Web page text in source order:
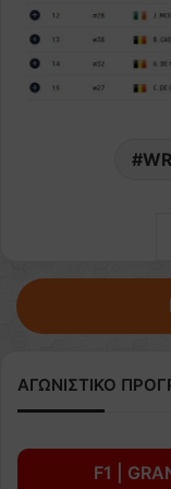
ΑΓΩΝΙΣΤΙΚΟ
F1 |